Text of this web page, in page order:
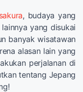
, budaya yang
yang disukai
banyak wisatawan
alasan lain yang
perjalanan di
tentang Jepang